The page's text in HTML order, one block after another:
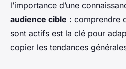
l’importance d’une
audience cible : comprendre
sont actifs est la clé pour
copier les tendances